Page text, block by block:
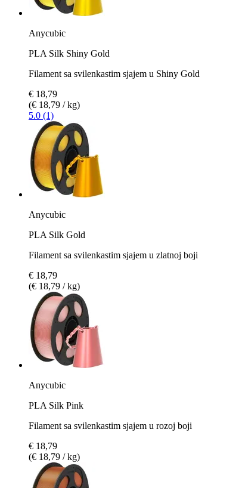
Anycubic
PLA Silk Shiny Gold
Filament sa svilenkastim sjajem u Shiny Gold
€ 18,79
(€ 18,79 / kg)
5.0 (1)
Anycubic
PLA Silk Gold
Filament sa svilenkastim sjajem u zlatnoj boji
€ 18,79
(€ 18,79 / kg)
Anycubic
PLA Silk Pink
Filament sa svilenkastim sjajem u rozoj boji
€ 18,79
(€ 18,79 / kg)